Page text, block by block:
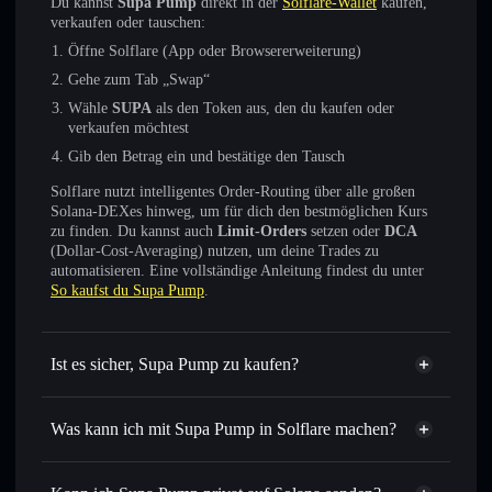
verkaufen oder tauschen:
Öffne Solflare (App oder Browsererweiterung)
Gehe zum Tab „Swap“
Wähle SUPA als den Token aus, den du kaufen oder
verkaufen möchtest
Gib den Betrag ein und bestätige den Tausch
Solflare nutzt intelligentes Order-Routing über alle großen
Solana-DEXes hinweg, um für dich den bestmöglichen Kurs
zu finden. Du kannst auch Limit-Orders setzen oder DCA
(Dollar-Cost-Averaging) nutzen, um deine Trades zu
automatisieren. Eine vollständige Anleitung findest du unter
So kaufst du Supa Pump.
Ist es sicher, Supa Pump zu kaufen?
Supa Pump nicht verifiziert
Was kann ich mit Supa Pump in Solflare machen?
Supa Pump
Solflare-Wallet